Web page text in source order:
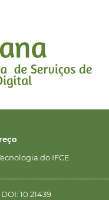
do IFCE
10.21439